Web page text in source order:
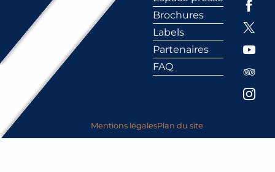
Brochures
Labels
Partenaires
FAQ
Mentions légalesPlan du site